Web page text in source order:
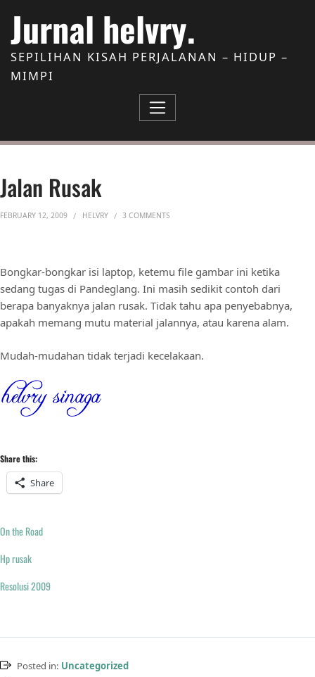
Jurnal helvry.
SEPILIHAN KISAH PERJALANAN – HIDUP –
MIMPI
Jalan Rusak
FEBRUARY 12, 2009 HELVRY 3 COMMENTS
Bongkar-bongkar isi laptop, ketemu file gambar ini ketika
sedang tugas di Pandeglang. Ini masih sedikit contoh dari
berapa banyaknya jalan rusak. Tidak tahu apa penyebabnya,
apakah memang mutu material jalannya, atau karena alam.
Mudah-mudahan tidak terjadi kecelakaan.
Share this:
Share
On the Road
Hp rusak
Resolusi 2009
Posted in: Uncategorized